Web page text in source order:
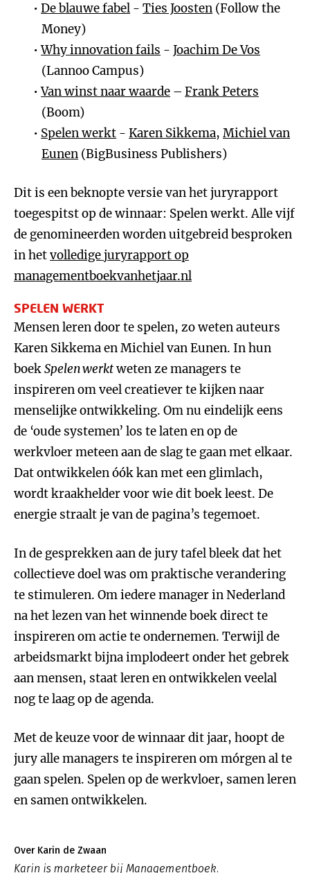
De blauwe fabel -Ties Joosten (Follow the
Money)
Why innovation fails -Joachim De Vos
(Lannoo Campus)
Van winst naar waarde –Frank Peters
(Boom)
Spelen werkt -Karen Sikkema,Michiel van
Eunen (BigBusiness Publishers)
Dit is een beknopte versie van het juryrapport
toegespitst op de winnaar: Spelen werkt. Alle vijf
de genomineerden worden uitgebreid besproken
in hetvolledige juryrapport op
managementboekvanhetjaar.nl
SPELEN WERKT
Mensen leren door te spelen, zo weten auteurs
Karen Sikkema en Michiel van Eunen. In hun
boekSpelen werktweten ze managers te
inspireren om veel creatiever te kijken naar
menselijke ontwikkeling. Om nu eindelijk eens
de ‘oude systemen’ los te laten en op de
werkvloer meteen aan de slag te gaan met elkaar.
Dat ontwikkelen óók kan met een glimlach,
wordt kraakhelder voor wie dit boek leest. De
energie straalt je van de pagina’s tegemoet.
In de gesprekken aan de jury tafel bleek dat het
collectieve doel was om praktische verandering
te stimuleren. Om iedere manager in Nederland
na het lezen van het winnende boek direct te
inspireren om actie te ondernemen. Terwijl de
arbeidsmarkt bijna implodeert onder het gebrek
aan mensen, staat leren en ontwikkelen veelal
nog te laag op de agenda.
Met de keuze voor de winnaar dit jaar, hoopt de
jury alle managers te inspireren om mórgen al te
gaan spelen. Spelen op de werkvloer, samen leren
en samen ontwikkelen.
Over Karin de Zwaan
Karin is marketeer bij Managementboek.